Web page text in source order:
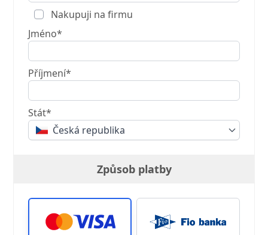
Nakupuji na firmu
Jméno*
Příjmení*
Stát*
Česká republika
Způsob platby